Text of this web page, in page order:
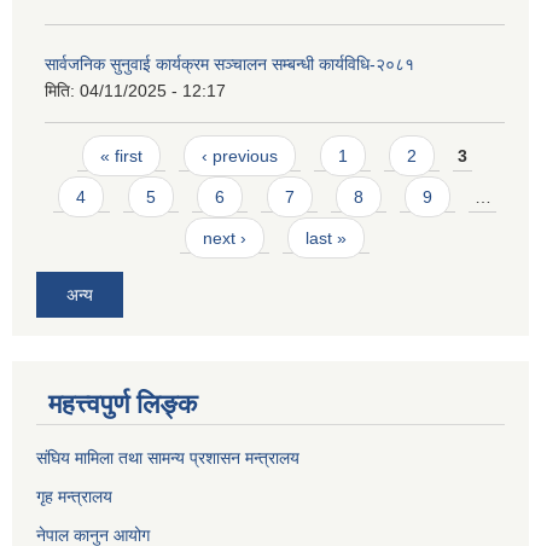
सार्वजनिक सुनुवाई कार्यक्रम सञ्चालन सम्बन्धी कार्यविधि-२०८१
मिति: 04/11/2025 - 12:17
Pages
« first ‹ previous 1 2 3
4 5 6 7 8 9
next › last »
अन्य
महत्त्वपुर्ण लिङ्क
संघिय मामिला तथा सामन्य प्रशासन मन्त्रालय
गृह मन्त्रालय
नेपाल कानुन आयोग